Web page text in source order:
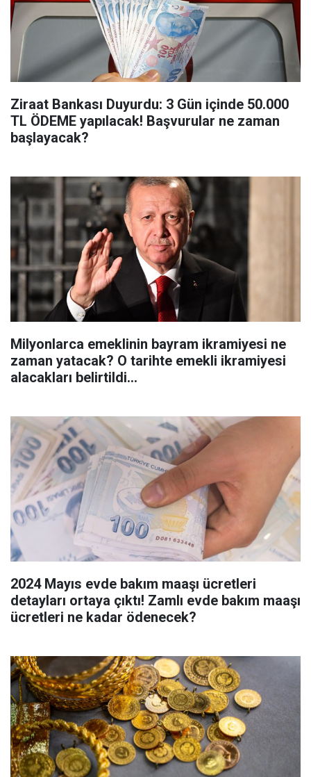
Ziraat Bankası Duyurdu: 3 Gün içinde 50.000
TL ÖDEME yapılacak! Başvurular ne zaman
başlayacak?
Milyonlarca emeklinin bayram ikramiyesi ne
zaman yatacak? O tarihte emekli ikramiyesi
alacakları belirtildi...
2024 Mayıs evde bakım maaşı ücretleri
detayları ortaya çıktı! Zamlı evde bakım maaşı
ücretleri ne kadar ödenecek?